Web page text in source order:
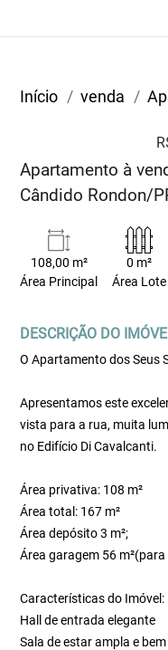
Início venda
Apartamento à
Cândido Rondon/
108,00 m²
Área Principal
0 m²
Área Lote
DESCRIÇÃO DO
O Apartamento dos Seus
Apresentamos este
vista para a rua, muita
no Edifício Di Cavalcanti.
Área privativa: 108 m²
Área total: 167 m²
Área depósito 3 m²;
Área garagem 56
Características do Imóvel:
Hall de entrada elegante
Sala de estar ampla e